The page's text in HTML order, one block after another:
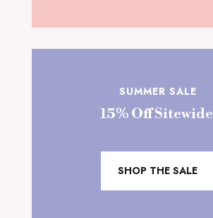
SUMMER SALE
15% Off Sitewide
SHOP THE SALE